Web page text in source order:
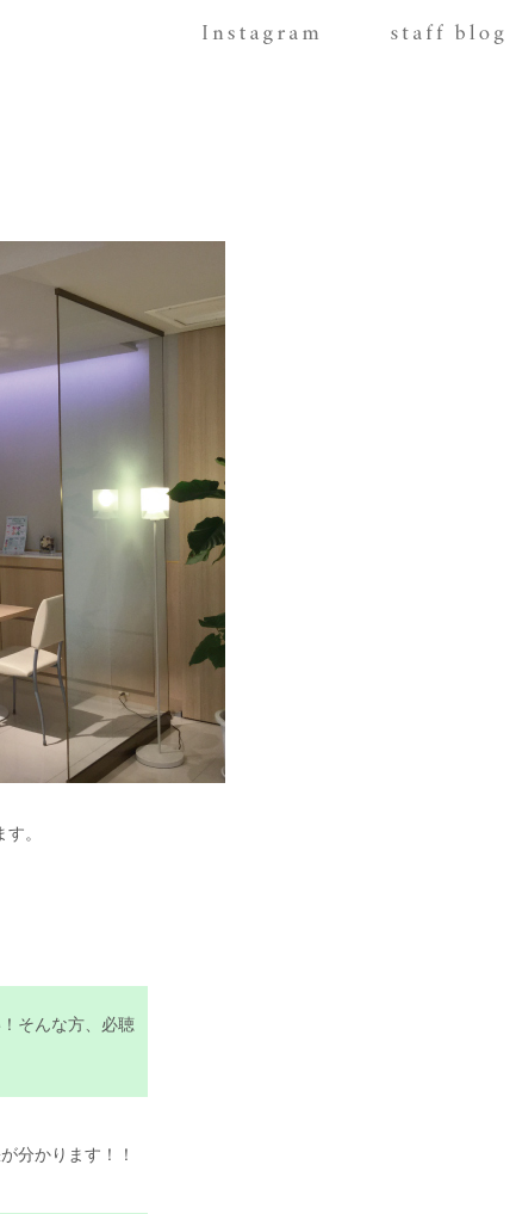
。
そんな方、必聴
分かります！！